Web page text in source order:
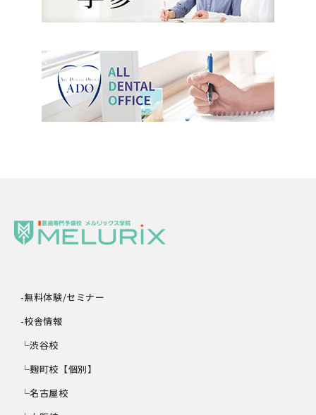
-無料体験/セミナー
-校舎情報
└渋谷校
└麹町校【個別】
└名古屋校